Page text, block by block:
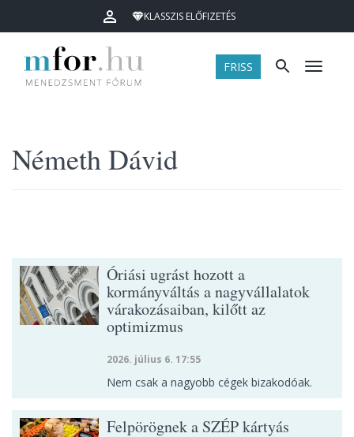
KLASSZIS ELŐFIZETÉS
FRISS Menü
Németh Dávid
Óriási ugrást hozott a
kormányváltás a nagyvállalatok
várakozásaiban, kilőtt az
optimizmus
2026. július 6. 17:55
Nem csak a nagyobb cégek bizakodóak.
Felpörögnek a SZÉP kártyás